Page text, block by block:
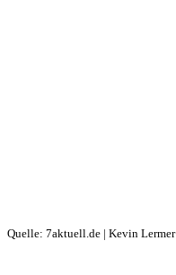
Quelle: 7aktuell.de | Kevin Lermer